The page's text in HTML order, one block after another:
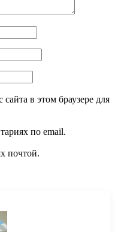
в этом браузере для
по email.
почтой.